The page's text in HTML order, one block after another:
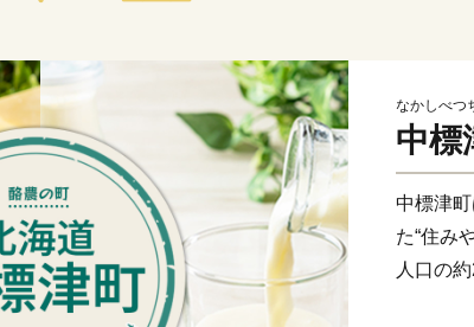
なかしべつ
中標
中標津
た“住み
人口の
ップク